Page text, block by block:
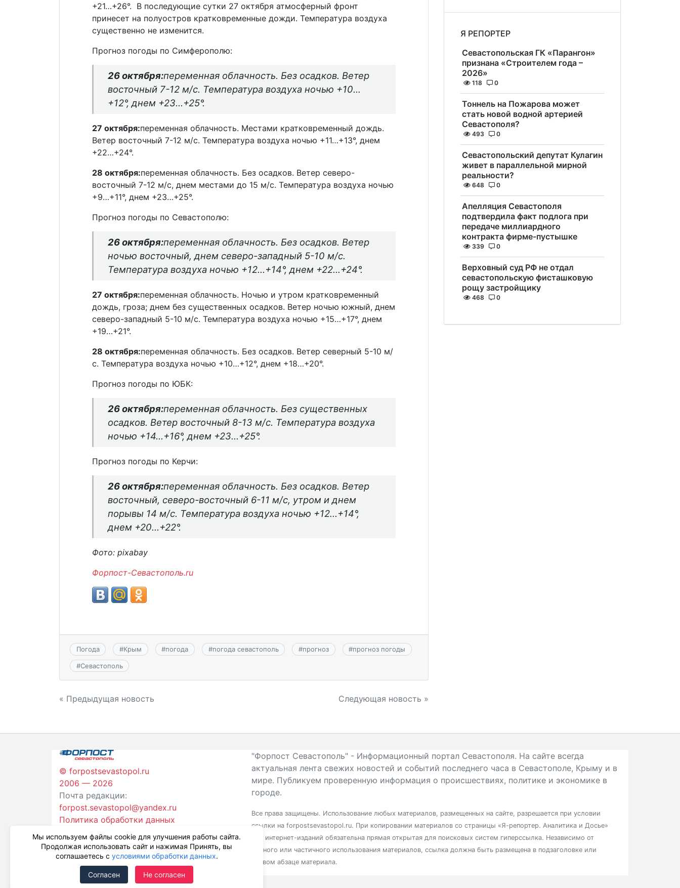
+21…+26°. В последующие сутки 27 октября атмосферный фронт
принесет на полуостров кратковременные дожди. Температура воздуха
существенно не изменится.
Прогноз погоды по Симферополю:
26 октября:переменная облачность. Без осадков. Ветер
восточный 7-12 м/с. Температура воздуха ночью +10…
+12°, днем +23…+25°.
27 октября:переменная облачность. Местами кратковременный дождь.
Ветер восточный 7-12 м/с. Температура воздуха ночью +11…+13°, днем
+22…+24°.
28 октября:переменная облачность. Без осадков. Ветер северо-
восточный 7-12 м/с, днем местами до 15 м/с. Температура воздуха ночью
+9…+11°, днем +23…+25°.
Прогноз погоды по Севастополю:
26 октября:переменная облачность. Без осадков. Ветер
ночью восточный, днем северо-западный 5-10 м/с.
Температура воздуха ночью +12…+14°, днем +22…+24°.
27 октября:переменная облачность. Ночью и утром кратковременный
дождь, гроза; днем без существенных осадков. Ветер ночью южный, днем
северо-западный 5-10 м/с. Температура воздуха ночью +15…+17°, днем
+19…+21°.
28 октября:переменная облачность. Без осадков. Ветер северный 5-10 м/
с. Температура воздуха ночью +10…+12°, днем +18…+20°.
Прогноз погоды по ЮБК:
26 октября:переменная облачность. Без существенных
осадков. Ветер восточный 8-13 м/с. Температура воздуха
ночью +14…+16°, днем +23…+25°.
Прогноз погоды по Керчи:
26 октября:переменная облачность. Без осадков. Ветер
восточный, северо-восточный 6-11 м/с, утром и днем
порывы 14 м/с. Температура воздуха ночью +12…+14°,
днем +20…+22°.
Фото: pixabay
Форпост-Севастополь.ru
Погода #Крым #погода #погода севастополь #прогноз #прогноз погоды
#Севастополь
Навигация
записям
« Предыдущая новость Следующая новость »
Я РЕПОРТЕР
Севастопольская ГК «Парангон»
признана «Строителем года –
2026»
118 0
Тоннель на Пожарова может
стать новой водной артерией
Севастополя?
493 0
Севастопольский депутат Кулагин
живет в параллельной мирной
реальности?
648 0
Апелляция Севастополя
подтвердила факт подлога при
передаче миллиардного
контракта фирме-пустышке
339 0
Верховный суд РФ не отдал
севастопольскую фисташковую
рощу застройщику
468 0
© forpostsevastopol.ru
2006 — 2026
Почта редакции:
forpost.sevastopol@yandex.ru
Политика обработки данных
"Форпост Севастополь" - Информационный портал Севастополя. На сайте всегда
актуальная лента свежих новостей и событий последнего часа в Севастополе, Крыму и в
мире. Публикуем проверенную информация о происшествиях, политике и экономике в
городе.
Все права защищены. Использование любых материалов, размещенных на сайте, разрешается при условии
ссылки на forpostsevastopol.ru. При копировании материалов со страницы «Я-репортер. Аналитика и Досье»
для интернет-изданий обязательна прямая открытая для поисковых систем гиперссылка. Независимо от
полного или частичного использования материалов, ссылка должна быть размещена в подзаголовке или
первом абзаце материала.
Мы используем файлы cookie для улучшения работы сайта.
Продолжая использовать сайт и нажимая Принять, вы
соглашаетесь с условиями обработки данных.
Согласен Не согласен